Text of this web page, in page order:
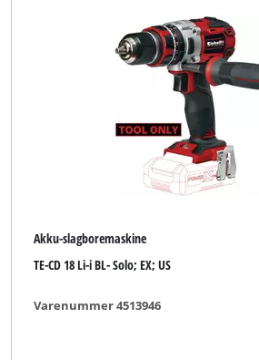
Akku-slagboremaskine
TE-CD 18 Li-i BL- Solo; EX; US
Varenummer 4513946